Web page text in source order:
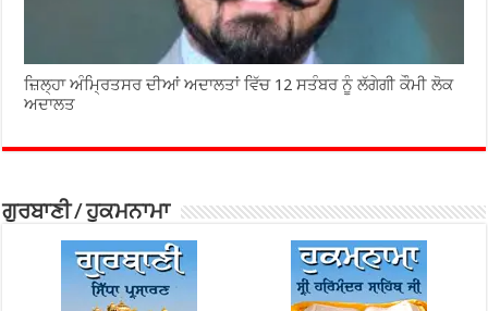
ਜ਼ਿਲ੍ਹਾ ਅੰਮ੍ਰਿਤਸਰ ਦੀਆਂ ਅਦਾਲਤਾਂ ਵਿੱਚ 12 ਸਤੰਬਰ ਨੂੰ ਲੱਗੇਗੀ ਕੌਮੀ ਲੋਕ
ਅਦਾਲਤ
ਗੁਰਬਾਣੀ / ਹੁਕਮਨਾਮਾ